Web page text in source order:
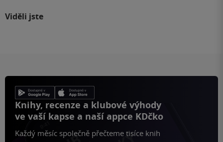
Viděli jste
Knihy, recenze a klubové výhody
ve vaší kapse a naší appce KDčko
Každý měsíc společně přečteme tisíce knih